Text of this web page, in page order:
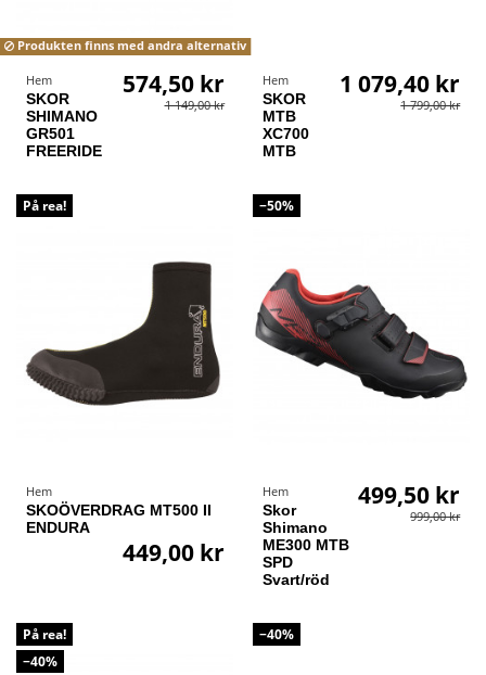
Produkten finns med andra alternativ
Hem
SKOR
SHIMANO
GR501
FREERIDE
574,50 kr
1 149,00 kr
Hem
SKOR
MTB
XC700
MTB
1 079,40 kr
1 799,00 kr
På rea!
Hem
SKOÖVERDRAG MT500 II
ENDURA
449,00 kr
−50%
Hem
Skor
Shimano
ME300 MTB
SPD
Svart/röd
499,50 kr
999,00 kr
På rea!
−40%
−40%